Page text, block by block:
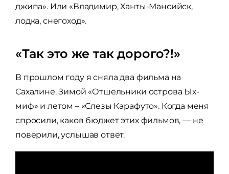
джипа». Или «Владимир, Ханты-Мансийск,
лодка, снегоход».
«Так это же так дорого?!»
В прошлом году я сняла два фильма на
Сахалине. Зимой «Отшельники острова Ых-
миф» и летом – «Слезы Карафуто». Когда меня
спросили, каков бюджет этих фильмов, — не
поверили, услышав ответ.